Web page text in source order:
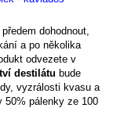
dohodnout,
a po několika
odvezete v
destilátu bude
vyzrálosti kvasu a
50% pálenky ze 100